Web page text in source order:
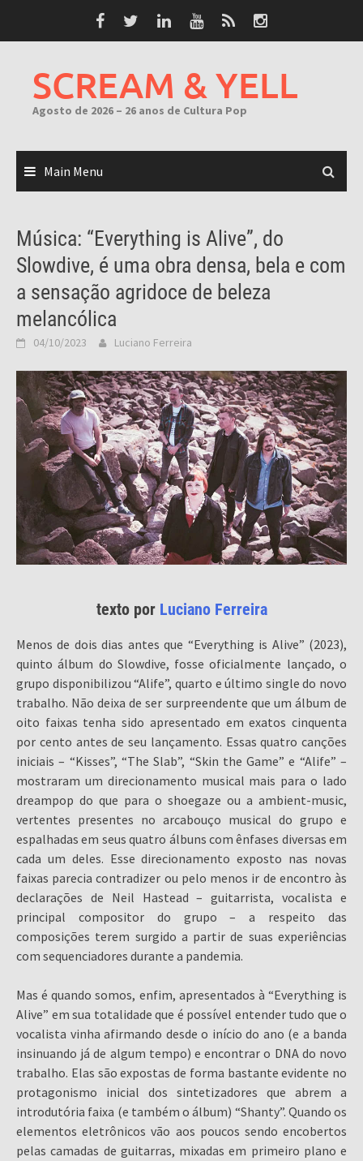
SCREAM & YELL
Agosto de 2026 – 26 anos de Cultura Pop
Main Menu
Música: “Everything is Alive”, do
Slowdive, é uma obra densa, bela e com
a sensação agridoce de beleza
melancólica
04/10/2023 Luciano Ferreira
texto por Luciano Ferreira
Menos de dois dias antes que “Everything is Alive” (2023),
quinto álbum do Slowdive, fosse oficialmente lançado, o
grupo disponibilizou “Alife”, quarto e último single do novo
trabalho. Não deixa de ser surpreendente que um álbum de
oito faixas tenha sido apresentado em exatos cinquenta
por cento antes de seu lançamento. Essas quatro canções
iniciais – “Kisses”, “The Slab”, “Skin the Game” e “Alife” –
mostraram um direcionamento musical mais para o lado
dreampop do que para o shoegaze ou a ambient-music,
vertentes presentes no arcabouço musical do grupo e
espalhadas em seus quatro álbuns com ênfases diversas em
cada um deles. Esse direcionamento exposto nas novas
faixas parecia contradizer ou pelo menos ir de encontro às
declarações de Neil Hastead – guitarrista, vocalista e
principal compositor do grupo – a respeito das
composições terem surgido a partir de suas experiências
com sequenciadores durante a pandemia.
Mas é quando somos, enfim, apresentados à “Everything is
Alive” em sua totalidade que é possível entender tudo que o
vocalista vinha afirmando desde o início do ano (e a banda
insinuando já de algum tempo) e encontrar o DNA do novo
trabalho. Elas são expostas de forma bastante evidente no
protagonismo inicial dos sintetizadores que abrem a
introdutória faixa (e também o álbum) “Shanty”. Quando os
elementos eletrônicos vão aos poucos sendo encobertos
pelas camadas de guitarras, mixadas em primeiro plano e